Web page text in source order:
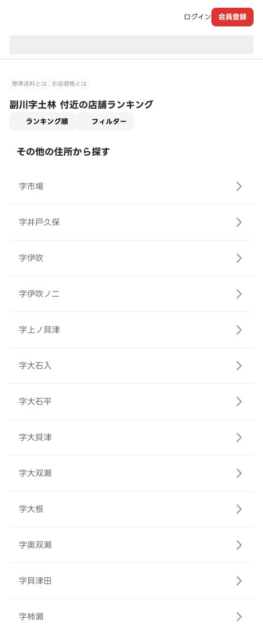
ログイン 会員登録
標準送料とは お店価格とは
副川字土林 付近の店舗ランキング
ランキング順 フィルター
その他の住所から探す
字市場
字井戸久保
字伊吹
字伊吹ノ二
字上ノ貝津
字大石入
字大石平
字大貝津
字大双瀬
字大根
字奥双瀬
字貝津田
字柿瀬